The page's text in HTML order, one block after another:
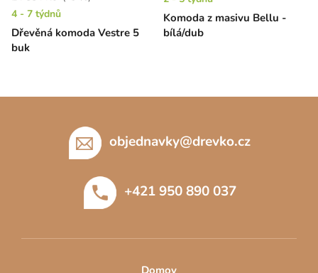
Dřevěná komoda Vestre 5
buk
4 - 7 týdnů
Komoda z masivu Bellu -
bílá/dub
objednavky@drevko.cz
+421 950 890 037
Domov